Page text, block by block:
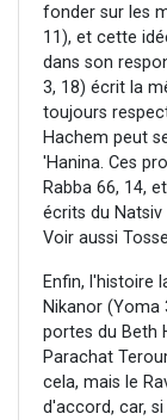
fonder sur les
11), et cette
dans son
3, 18) écrit la
toujours
Hachem peut
'Hanina. Ces
Rabba 66, 14,
écrits du Natsiv
Voir aussi
Enfin, l'histoire
Nikanor (Yoma
portes du Beth
Parachat
cela, mais le
d'accord, car,